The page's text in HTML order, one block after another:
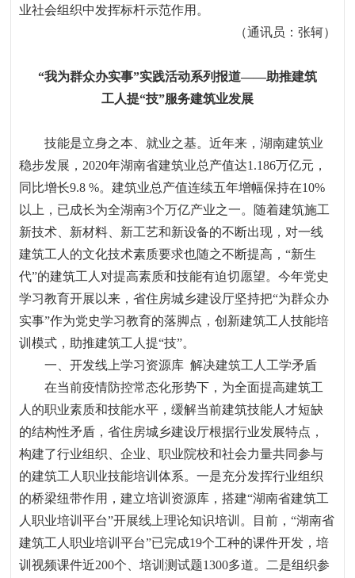
业社会组织中发挥标杆示范作用。
（通讯员：张轲）
“我为群众办实事”实践活动系列报道——助推建筑
工人提“技”服务建筑业发展
技能是立身之本、就业之基。近年来，湖南建筑业
稳步发展， 2020年湖南省建筑业总产值达1.186万亿元，
同比增长9.8 %。建筑业总产值连续五年增幅保持在10%
以上，已成长为全湖南3个万亿产业之一。随着建筑施工
新技术、新材料、新工艺和新设备的不断出现，对一线
建筑工人的文化技术素质要求也随之不断提高，“新生
代”的建筑工人对提高素质和技能有迫切愿望。今年党史
学习教育开展以来，省住房城乡建设厅坚持把“为群众办
实事”作为党史学习教育的落脚点，创新建筑工人技能培
训模式，助推建筑工人提“技”。
一、开发线上学习资源库 解决建筑工人工学矛盾
在当前疫情防控常态化形势下，为全面提高建筑工
人的职业素质和技能水平，缓解当前建筑技能人才短缺
的结构性矛盾，省住房城乡建设厅根据行业发展特点，
构建了行业组织、企业、职业院校和社会力量共同参与
的建筑工人职业技能培训体系。一是充分发挥行业组织
的桥梁纽带作用，建立培训资源库，搭建“湖南省建筑工
人职业培训平台”开展线上理论知识培训。目前，“湖南省
建筑工人职业培训平台”已完成19个工种的课件开发，培
训视频课件近200个、培训测试题1300多道。二是组织参